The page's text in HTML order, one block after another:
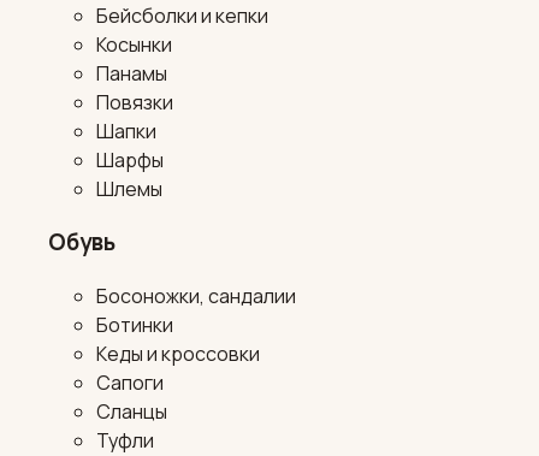
Бейсболки и кепки
Косынки
Панамы
Повязки
Шапки
Шарфы
Шлемы
Обувь
Босоножки, сандалии
Ботинки
Кеды и кроссовки
Сапоги
Сланцы
Туфли